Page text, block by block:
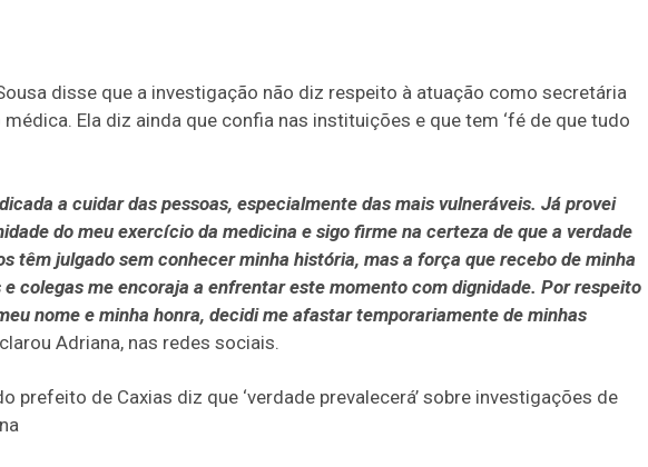
disse que a investigação não diz respeito à atuação como secretária
Ela diz ainda que confia nas instituições e que tem ‘fé de que tudo
a cuidar das pessoas, especialmente das mais vulneráveis. Já provei
do meu exercício da medicina e sigo firme na certeza de que a verdade
têm julgado sem conhecer minha história, mas a força que recebo de minha
colegas me encoraja a enfrentar este momento com dignidade. Por respeito
nome e minha honra, decidi me afastar temporariamente de minhas
Adriana, nas redes sociais.
prefeito de Caxias diz que ‘verdade prevalecerá’ sobre investigações de